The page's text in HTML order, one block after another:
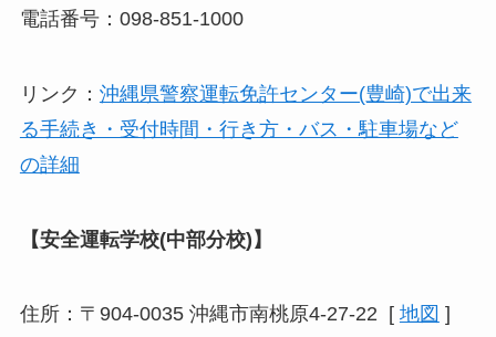
電話番号：098-851-1000
リンク： 沖縄県警察運転免許センター(豊崎)で出来
る手続き・受付時間・行き方・バス・駐車場など
の詳細
【安全運転学校(中部分校)】
住所：〒904-0035 沖縄市南桃原4-27-22 [ 地図 ]